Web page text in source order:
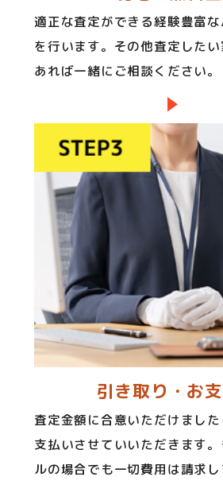
適正な査定ができる経験豊富
を行います。その他査定した
あれば一緒にご相談ください。
引き取り・お
査定金額に合意いただけまし
支払いさせていいただきます
ルの場合でも一切費用は請求し